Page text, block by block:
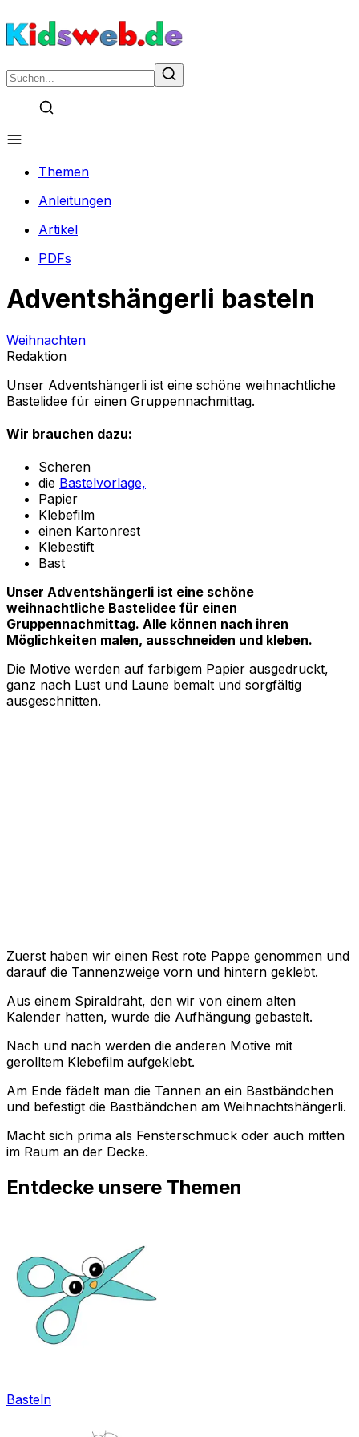
Themen
Anleitungen
Artikel
PDFs
Adventshängerli basteln
Weihnachten
Redaktion
Unser Adventshängerli ist eine schöne weihnachtliche
Bastelidee für einen Gruppennachmittag.
Wir brauchen dazu:
Scheren
die Bastelvorlage,
Papier
Klebefilm
einen Kartonrest
Klebestift
Bast
Unser Adventshängerli ist eine schöne
weihnachtliche Bastelidee für einen
Gruppennachmittag. Alle können nach ihren
Möglichkeiten malen, ausschneiden und kleben.
Die Motive werden auf farbigem Papier ausgedruckt,
ganz nach Lust und Laune bemalt und sorgfältig
ausgeschnitten.
Zuerst haben wir einen Rest rote Pappe genommen und
darauf die Tannenzweige vorn und hintern geklebt.
Aus einem Spiraldraht, den wir von einem alten
Kalender hatten, wurde die Aufhängung gebastelt.
Nach und nach werden die anderen Motive mit
gerolltem Klebefilm aufgeklebt.
Am Ende fädelt man die Tannen an ein Bastbändchen
und befestigt die Bastbändchen am Weihnachtshängerli.
Macht sich prima als Fensterschmuck oder auch mitten
im Raum an der Decke.
Entdecke unsere Themen
Basteln